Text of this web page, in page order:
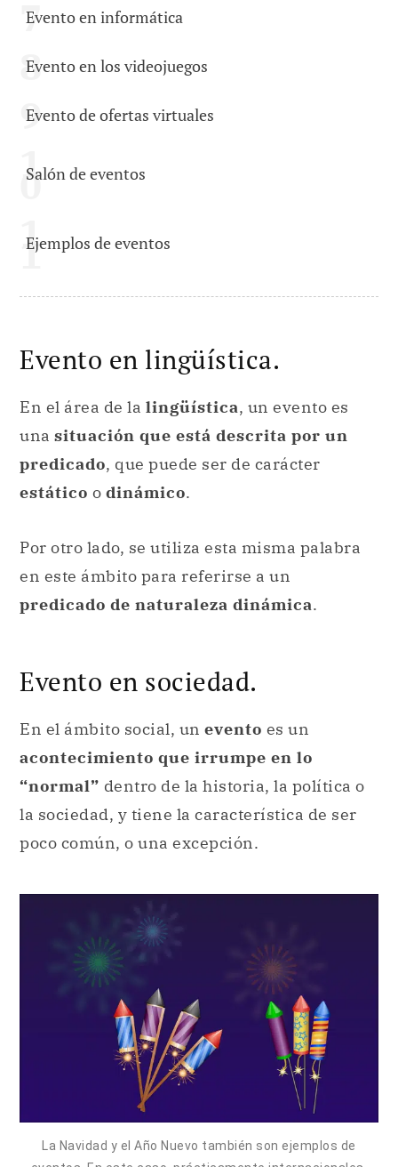
Evento en informática
Evento en los videojuegos
Evento de ofertas virtuales
Salón de eventos
Ejemplos de eventos
Evento en lingüística.
En el área de la lingüística, un evento es
una situación que está descrita por un
predicado, que puede ser de carácter
estático o dinámico.
Por otro lado, se utiliza esta misma palabra
en este ámbito para referirse a un
predicado de naturaleza dinámica.
Evento en sociedad.
En el ámbito social, un evento es un
acontecimiento que irrumpe en lo
“normal” dentro de la historia, la política o
la sociedad, y tiene la característica de ser
poco común, o una excepción.
La Navidad y el Año Nuevo también son ejemplos de